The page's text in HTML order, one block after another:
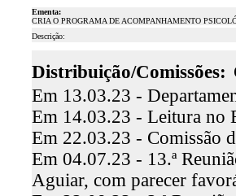
Ementa:
CRIA O PROGRAMA DE ACOMPANHAMENTO
Descrição:
Distribuição/Comissões:
Em 13.03.23 -
Em 14.03.23 - Leitura no
Em 22.03.23 - Comissão
Em 04.07.23 - 13.ª
Aguiar, com parecer